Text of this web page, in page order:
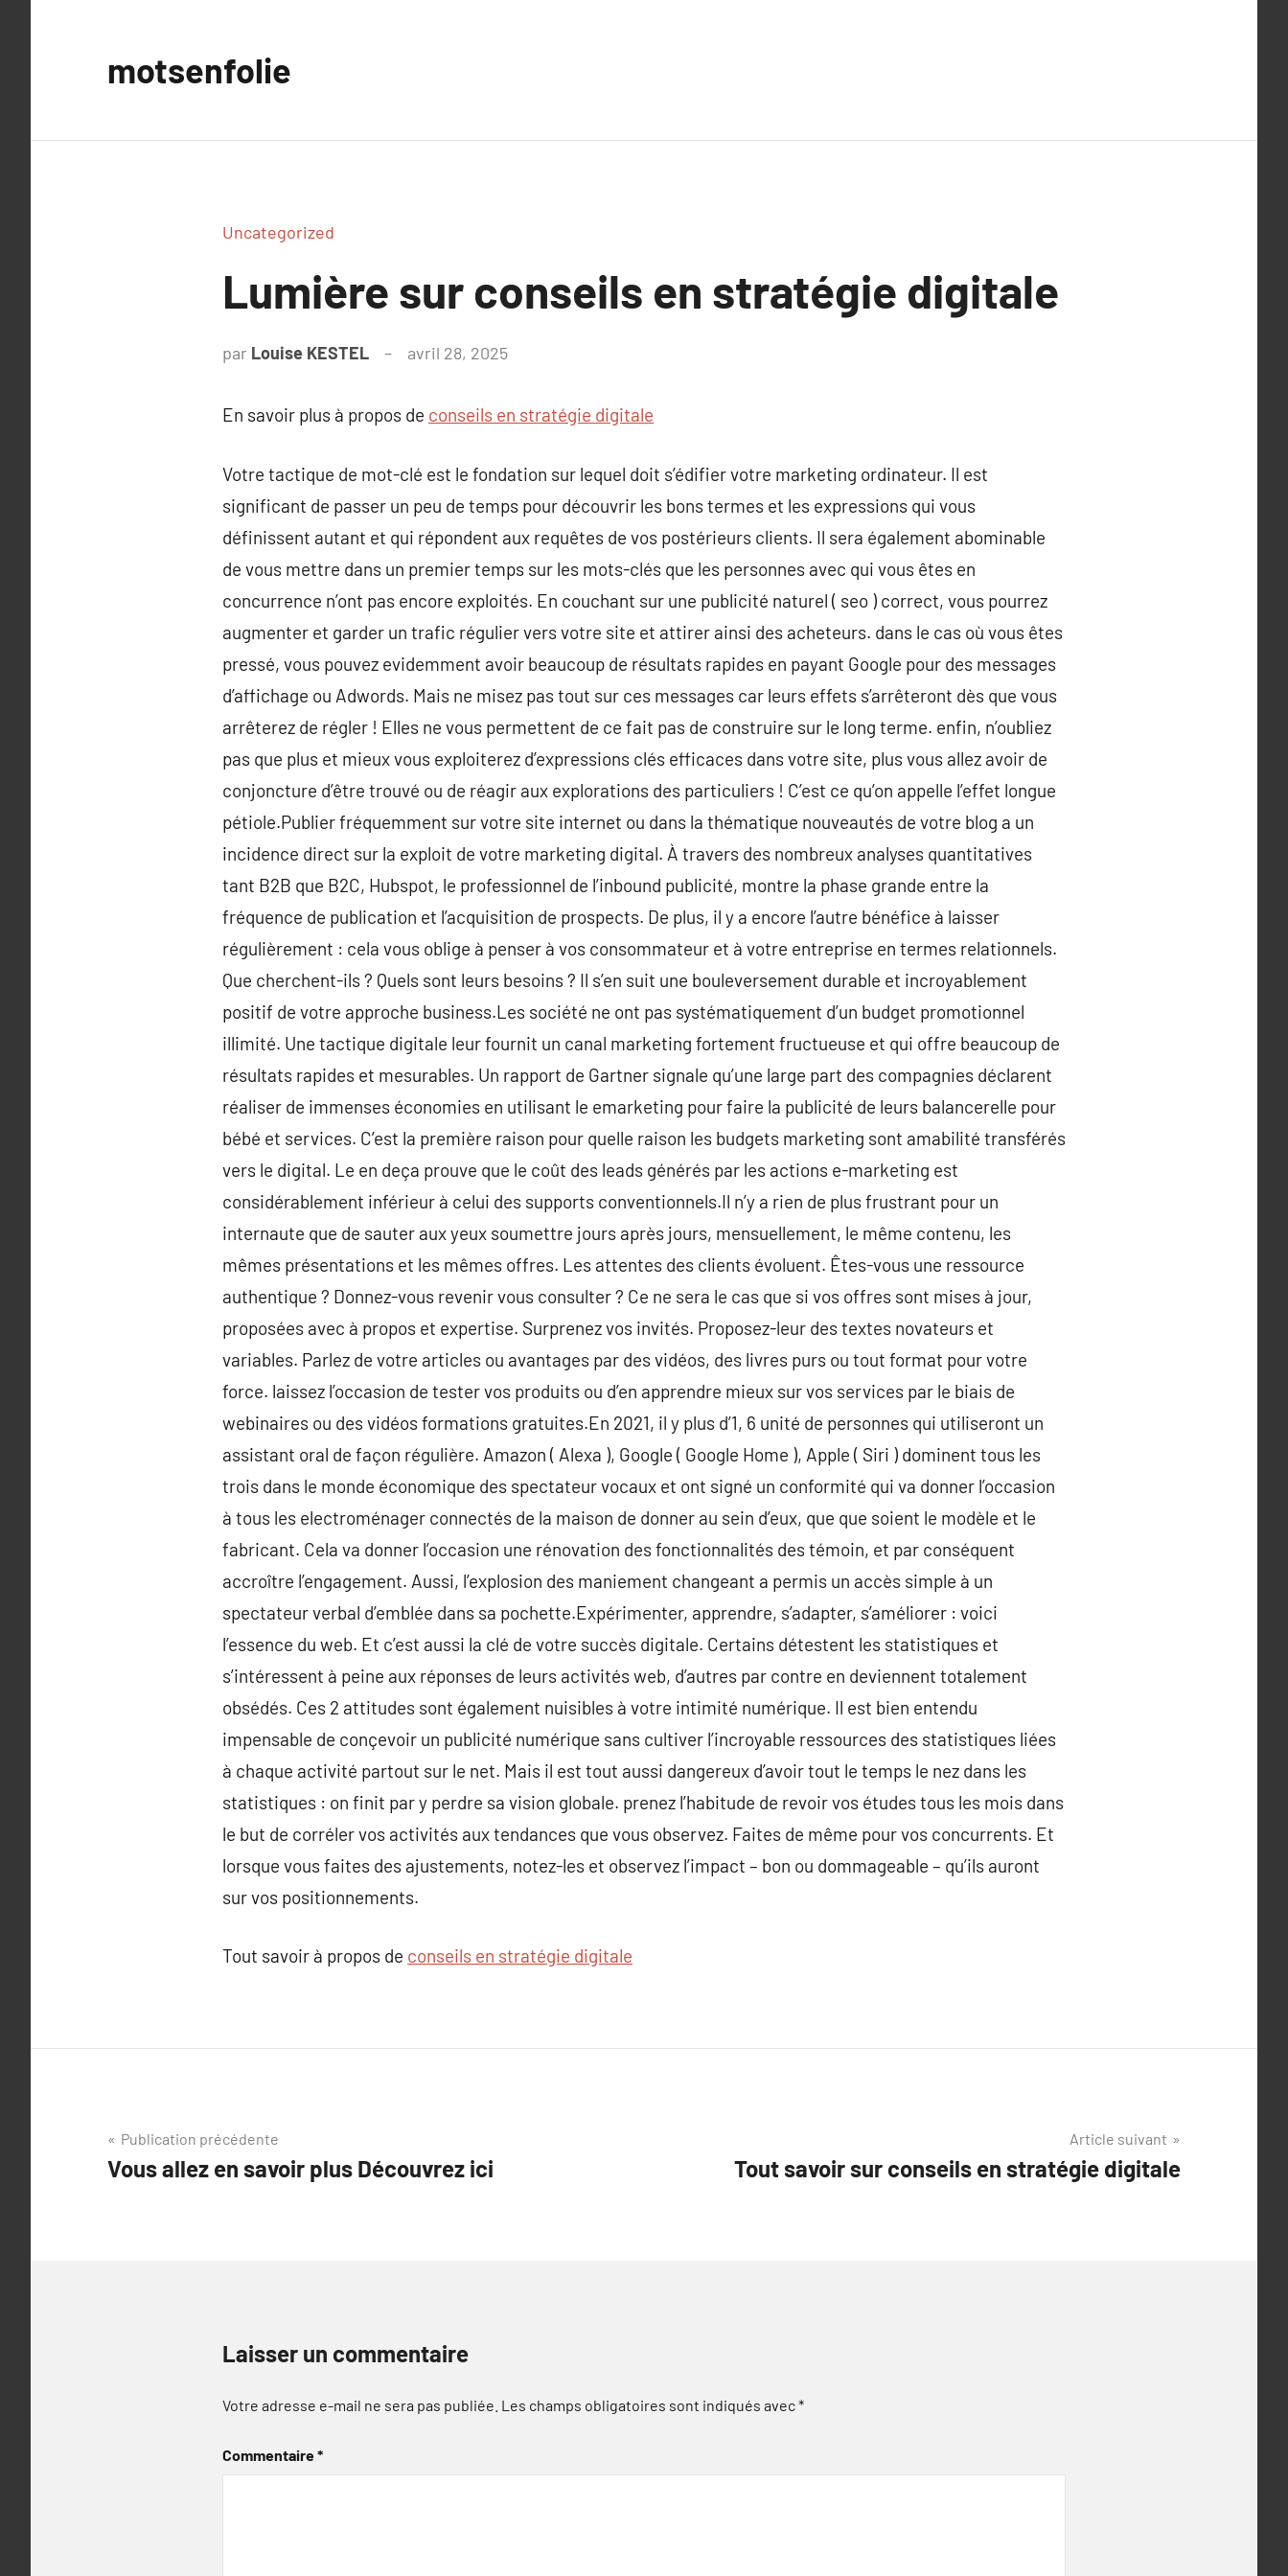
motsenfolie
Uncategorized
Lumière sur conseils en stratégie digitale
par Louise KESTEL avril 28, 2025
En savoir plus à propos de conseils en stratégie digitale
Votre tactique de mot-clé est le fondation sur lequel doit s’édifier votre marketing ordinateur. Il est
significant de passer un peu de temps pour découvrir les bons termes et les expressions qui vous
définissent autant et qui répondent aux requêtes de vos postérieurs clients. Il sera également abominable
de vous mettre dans un premier temps sur les mots-clés que les personnes avec qui vous êtes en
concurrence n’ont pas encore exploités. En couchant sur une publicité naturel ( seo ) correct, vous pourrez
augmenter et garder un trafic régulier vers votre site et attirer ainsi des acheteurs. dans le cas où vous êtes
pressé, vous pouvez evidemment avoir beaucoup de résultats rapides en payant Google pour des messages
d’affichage ou Adwords. Mais ne misez pas tout sur ces messages car leurs effets s’arrêteront dès que vous
arrêterez de régler ! Elles ne vous permettent de ce fait pas de construire sur le long terme. enfin, n’oubliez
pas que plus et mieux vous exploiterez d’expressions clés efficaces dans votre site, plus vous allez avoir de
conjoncture d’être trouvé ou de réagir aux explorations des particuliers ! C’est ce qu’on appelle l’effet longue
pétiole.Publier fréquemment sur votre site internet ou dans la thématique nouveautés de votre blog a un
incidence direct sur la exploit de votre marketing digital. À travers des nombreux analyses quantitatives
tant B2B que B2C, Hubspot, le professionnel de l’inbound publicité, montre la phase grande entre la
fréquence de publication et l’acquisition de prospects. De plus, il y a encore l’autre bénéfice à laisser
régulièrement : cela vous oblige à penser à vos consommateur et à votre entreprise en termes relationnels.
Que cherchent-ils ? Quels sont leurs besoins ? Il s’en suit une bouleversement durable et incroyablement
positif de votre approche business.Les société ne ont pas systématiquement d’un budget promotionnel
illimité. Une tactique digitale leur fournit un canal marketing fortement fructueuse et qui offre beaucoup de
résultats rapides et mesurables. Un rapport de Gartner signale qu’une large part des compagnies déclarent
réaliser de immenses économies en utilisant le emarketing pour faire la publicité de leurs balancerelle pour
bébé et services. C’est la première raison pour quelle raison les budgets marketing sont amabilité transférés
vers le digital. Le en deça prouve que le coût des leads générés par les actions e-marketing est
considérablement inférieur à celui des supports conventionnels.Il n’y a rien de plus frustrant pour un
internaute que de sauter aux yeux soumettre jours après jours, mensuellement, le même contenu, les
mêmes présentations et les mêmes offres. Les attentes des clients évoluent. Êtes-vous une ressource
authentique ? Donnez-vous revenir vous consulter ? Ce ne sera le cas que si vos offres sont mises à jour,
proposées avec à propos et expertise. Surprenez vos invités. Proposez-leur des textes novateurs et
variables. Parlez de votre articles ou avantages par des vidéos, des livres purs ou tout format pour votre
force. laissez l’occasion de tester vos produits ou d’en apprendre mieux sur vos services par le biais de
webinaires ou des vidéos formations gratuites.En 2021, il y plus d’1, 6 unité de personnes qui utiliseront un
assistant oral de façon régulière. Amazon ( Alexa ), Google ( Google Home ), Apple ( Siri ) dominent tous les
trois dans le monde économique des spectateur vocaux et ont signé un conformité qui va donner l’occasion
à tous les electroménager connectés de la maison de donner au sein d’eux, que que soient le modèle et le
fabricant. Cela va donner l’occasion une rénovation des fonctionnalités des témoin, et par conséquent
accroître l’engagement. Aussi, l’explosion des maniement changeant a permis un accès simple à un
spectateur verbal d’emblée dans sa pochette.Expérimenter, apprendre, s’adapter, s’améliorer : voici
l’essence du web. Et c’est aussi la clé de votre succès digitale. Certains détestent les statistiques et
s’intéressent à peine aux réponses de leurs activités web, d’autres par contre en deviennent totalement
obsédés. Ces 2 attitudes sont également nuisibles à votre intimité numérique. Il est bien entendu
impensable de conçevoir un publicité numérique sans cultiver l’incroyable ressources des statistiques liées
à chaque activité partout sur le net. Mais il est tout aussi dangereux d’avoir tout le temps le nez dans les
statistiques : on finit par y perdre sa vision globale. prenez l’habitude de revoir vos études tous les mois dans
le but de corréler vos activités aux tendances que vous observez. Faites de même pour vos concurrents. Et
lorsque vous faites des ajustements, notez-les et observez l’impact – bon ou dommageable – qu’ils auront
sur vos positionnements.
Tout savoir à propos de conseils en stratégie digitale
Navigation
de
Publication précédente
Vous allez en savoir plus Découvrez ici
Article suivant
Tout savoir sur conseils en stratégie digitale
Laisser un commentaire
Votre adresse e-mail ne sera pas publiée. Les champs obligatoires sont indiqués avec*
Commentaire*